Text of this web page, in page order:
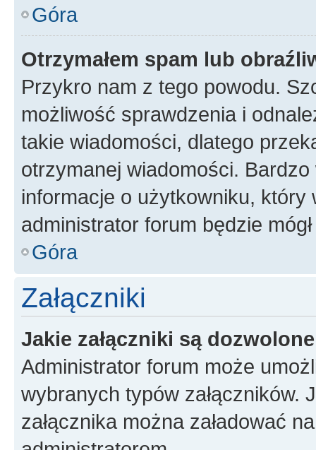
Góra
Otrzymałem spam lub
Przykro nam z tego powodu.
możliwość sprawdzenia i
takie wiadomości, dlatego
otrzymanej wiadomości.
informacje o użytkowniku, który
administrator forum będzie
Góra
Załączniki
Jakie załączniki są
Administrator forum może
wybranych typów załączników.
załącznika można załadować